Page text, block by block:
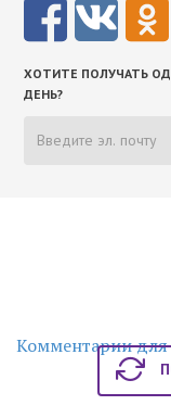
ХОТИТЕ ПОЛУЧАТЬ
ДЕНЬ?
Комментарии для